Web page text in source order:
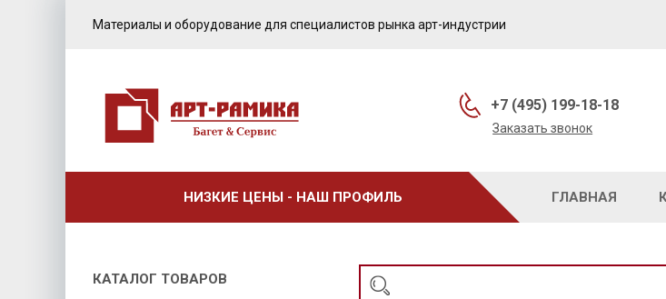
Материалы и оборудование для специалистов рынка арт-индустрии
+7 (495) 199-18-18
Заказать звонок
НИЗКИЕ ЦЕНЫ - НАШ ПРОФИЛЬ ГЛАВНАЯ
КАТАЛОГ ТОВАРОВ